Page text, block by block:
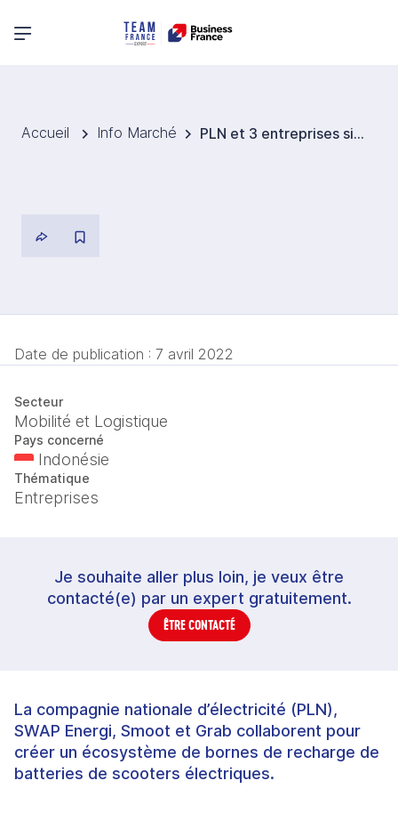
Menu principal
Accueil Info Marché PLN et 3 entreprises signent un partenariat pour développer un réseau de bornes d'échange de batteries électriques
Date de publication : 7 avril 2022
Secteur
Mobilité et Logistique
Pays concerné
Indonésie
Thématique
Entreprises
Je souhaite aller plus loin, je veux être
contacté(e) par un expert gratuitement.
ÊTRE CONTACTÉ
La compagnie nationale d’électricité (PLN),
SWAP Energi, Smoot et Grab collaborent pour
créer un écosystème de bornes de recharge de
batteries de scooters électriques.